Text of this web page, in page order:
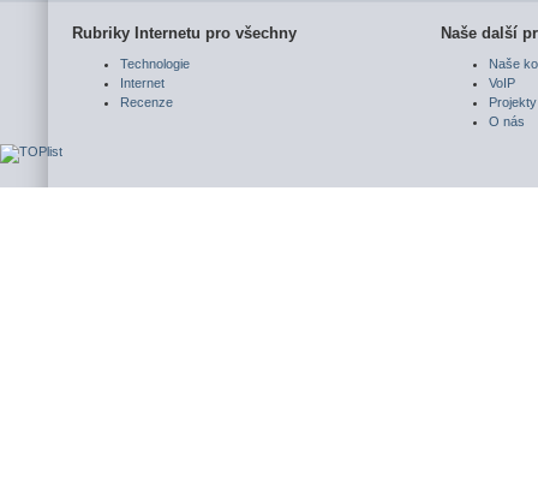
Rubriky Internetu pro všechny
Technologie
Internet
Recenze
Naše další
Naše
VoIP
Projekty
O nás